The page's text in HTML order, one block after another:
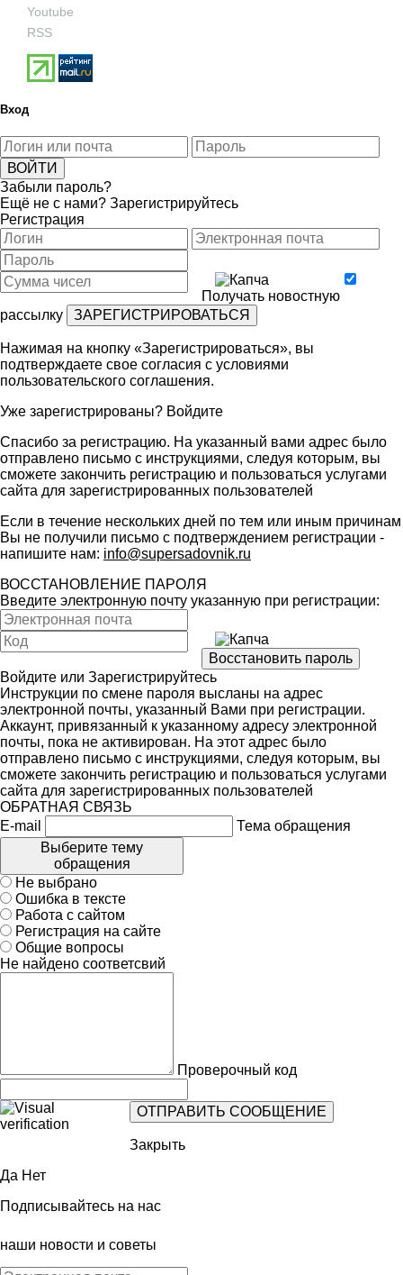
Youtube
RSS
Вход
Забыли пароль?
Ещё не с нами? Зарегистрируйтесь
Регистрация
Получать новостную
рассылку
Нажимая на кнопку «Зарегистрироваться», вы
подтверждаете свое согласия с условиями
пользовательского соглашения.
Уже зарегистрированы? Войдите
Спасибо за регистрацию. На указанный вами адрес было
отправлено письмо с инструкциями, следуя которым, вы
сможете закончить регистрацию и пользоваться услугами
сайта для зарегистрированных пользователей
Если в течение нескольких дней по тем или иным причинам
Вы не получили письмо с подтверждением регистрации -
напишите нам: info@supersadovnik.ru
ВОССТАНОВЛЕНИЕ ПАРОЛЯ
Введите электронную почту указанную при регистрации:
Войдите или Зарегистрируйтесь
Инструкции по смене пароля высланы на адрес
электронной почты, указанный Вами при регистрации.
Аккаунт, привязанный к указанному адресу электронной
почты, пока не активирован. На этот адрес было
отправлено письмо с инструкциями, следуя которым, вы
сможете закончить регистрацию и пользоваться услугами
сайта для зарегистрированных пользователей
ОБРАТНАЯ СВЯЗЬ
E-mail
Тема обращения
Выберите тему
обращения
Не выбрано
Ошибка в тексте
Работа с сайтом
Регистрация на сайте
Общие вопросы
Не найдено соответсвий
Проверочный код
Закрыть
Да Нет
Подписывайтесь на нас
наши новости и советы